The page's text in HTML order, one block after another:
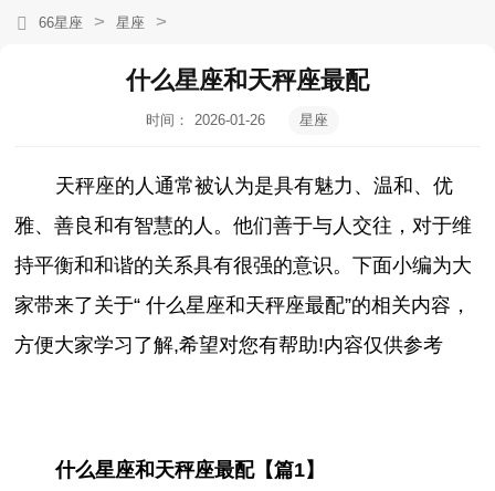
66星座 > 星座 >
什么星座和天秤座最配
时间：
2026-01-26
星座
天秤座的人通常被认为是具有魅力、温和、优
雅、善良和有智慧的人。他们善于与人交往，对于维
持平衡和和谐的关系具有很强的意识。下面小编为大
家带来了关于“ 什么星座和天秤座最配”的相关内容，
方便大家学习了解,希望对您有帮助!内容仅供参考
什么星座和天秤座最配【篇1】